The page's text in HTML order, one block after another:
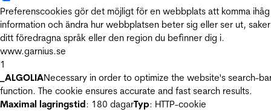
Preferenscookies gör det möjligt för en webbplats att komma ihåg
information och ändra hur webbplatsen beter sig eller ser ut,
ditt föredragna språk eller den region du befinner dig i.
www.garnius.se
1
_ALGOLIANecessary in order to optimize the website's search-
function. The cookie ensures accurate and fast search results.
Maximal lagringstid: 180 dagarTyp: HTTP-cookie